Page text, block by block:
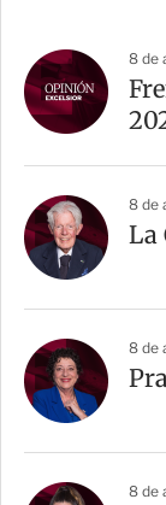
8 de
8 de
La
8 de
8 de